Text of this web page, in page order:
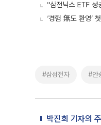
"삼전닉스 ETF 성
‘경험 無도 환영’
#삼성전자 #안
박진희 기자의